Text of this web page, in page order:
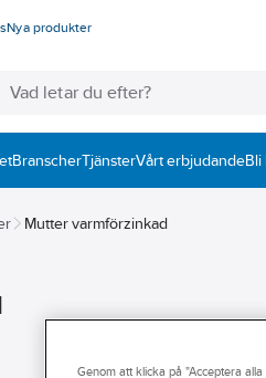
Nya produkter
BranscherTjänsterVårt erbjudandeBli
Mutter varmförzinkad
Genom att klicka på "Acceptera